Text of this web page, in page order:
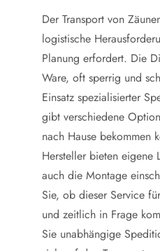
Der Transport von
logistische
Planung erfordert. Die
Ware, oft sperrig und
Einsatz spezialisierter
gibt verschiedene
nach Hause bekommen
Hersteller bieten eigene
auch die Montage
Sie, ob dieser Service
und zeitlich in Frage
Sie unabhängige